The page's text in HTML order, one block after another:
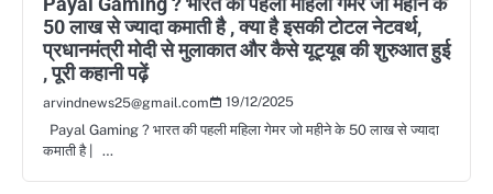
50 लाख से ज्यादा कमाती है , क्या है इसकी टोटल नेटवर्थ,
प्रधानमंत्री मोदी से मुलाकात और कैसे यूट्यूब की शुरुआत हुई
, पूरी कहानी पढ़ें
arvindnews25@gmail.com
19/12/2025
Payal Gaming ? भारत की पहली महिला गेमर जो महीने के 50 लाख से ज्यादा
कमाती है | …